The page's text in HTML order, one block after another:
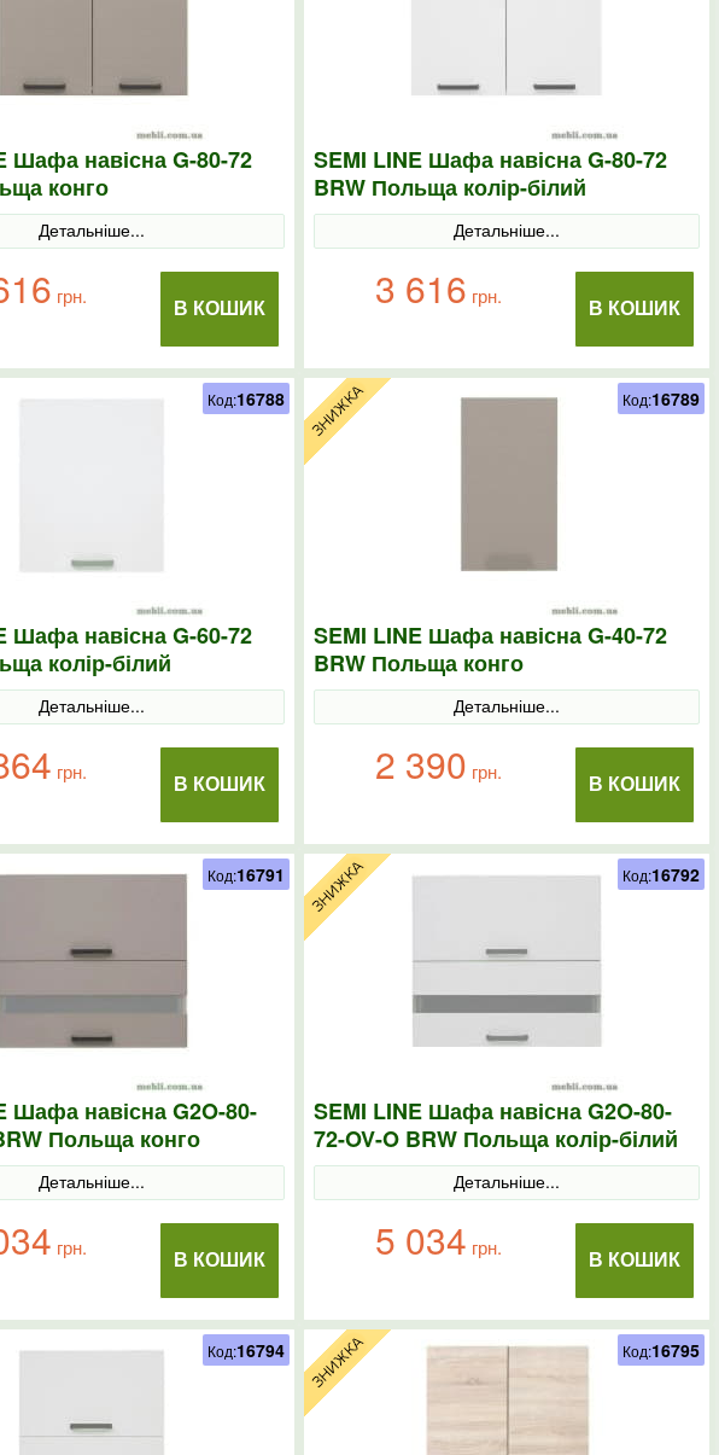
Шафа навісна G-80-72
конго
Детальніше...
В КОШИК
грн.
SEMI LINE Шафа навісна G-80-72
BRW Польща колір-білий
Детальніше...
В КОШИК
3 616 грн.
Шафа навісна G-60-72
колір-білий
Детальніше...
В КОШИК
грн.
Код:16788
SEMI LINE Шафа навісна G-40-72
BRW Польща конго
Детальніше...
В КОШИК
2 390 грн.
Код:16789
Шафа навісна G2O-80-
Польща конго
Детальніше...
В КОШИК
грн.
Код:16791
SEMI LINE Шафа навісна G2O-80-
72-OV-O BRW Польща колір-білий
Детальніше...
В КОШИК
5 034 грн.
Код:16792
Код:16794 Код:16795